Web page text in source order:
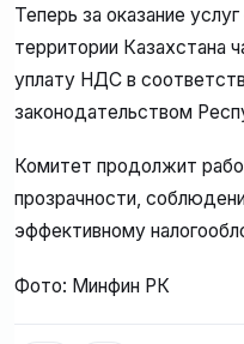
Теперь за оказание
территории Казахстана
уплату НДС в
законодательством
Комитет продолжит
прозрачности,
эффективному
Фото: Минфин РК